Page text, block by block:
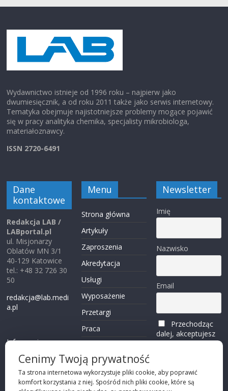
Wydawnictwo istnieje od 1996 roku – najpierw jako
dwumiesięcznik, a od roku 2011 także jako serwis internetowy.
Tematyka obejmuje najistotniejsze problemy mogące pojawić
się w pracy analityka chemika, specjalisty mikrobiologa,
materiałoznawcy.
ISSN 2720-6491
Dane
kontaktowe
Redakcja LAB /
LABportal.pl
ul. Misjonarzy
Oblatów MN 3/1
40-129 Katowice
tel.: +48 32 726 30
50
redakcja@lab.medi
a.pl
Informacje o
Przechodząc dalej,
Menu
Strona główna
Artykuły
Zaproszenia
Akredytacja
Usługi
Wyposażenie
Przetargi
Praca
Kontakt
Newsletter
Imię
Nazwisko
Email
Przechodząc
dalej, akceptujesz
politykę
Cenimy Twoją prywatność
Ta strona internetowa wykorzystuje pliki cookie, aby poprawić
komfort korzystania z niej. Spośród nich pliki cookie, które są